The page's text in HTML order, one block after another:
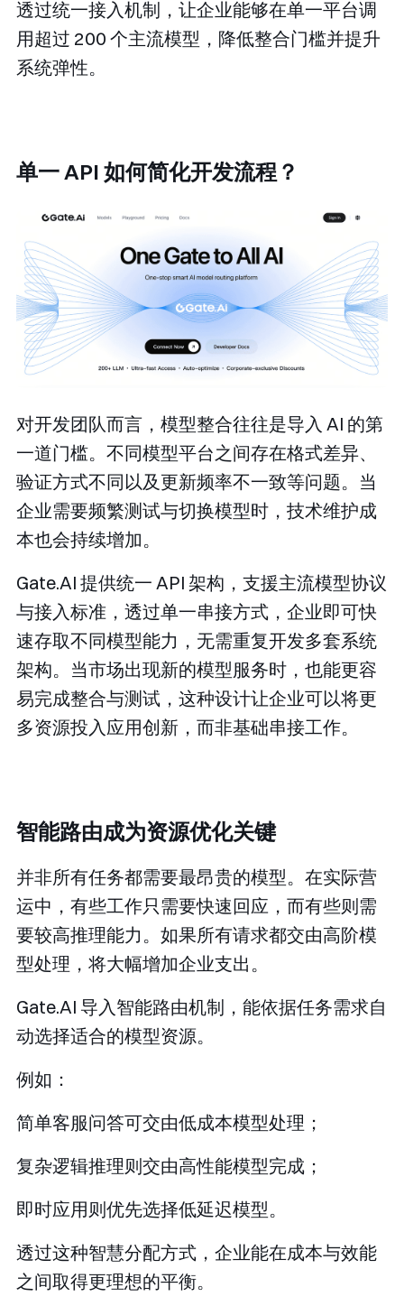
透过统一接入机制，让企业能够在单一平台调
用超过 200 个主流模型，降低整合门槛并提升
系统弹性。
单一 API 如何简化开发流程？
对开发团队而言，模型整合往往是导入 AI 的第
一道门槛。不同模型平台之间存在格式差异、
验证方式不同以及更新频率不一致等问题。当
企业需要频繁测试与切换模型时，技术维护成
本也会持续增加。
Gate.AI 提供统一 API 架构，支援主流模型协议
与接入标准，透过单一串接方式，企业即可快
速存取不同模型能力，无需重复开发多套系统
架构。当市场出现新的模型服务时，也能更容
易完成整合与测试，这种设计让企业可以将更
多资源投入应用创新，而非基础串接工作。
智能路由成为资源优化关键
并非所有任务都需要最昂贵的模型。在实际营
运中，有些工作只需要快速回应，而有些则需
要较高推理能力。如果所有请求都交由高阶模
型处理，将大幅增加企业支出。
Gate.AI 导入智能路由机制，能依据任务需求自
动选择适合的模型资源。
例如：
简单客服问答可交由低成本模型处理；
复杂逻辑推理则交由高性能模型完成；
即时应用则优先选择低延迟模型。
透过这种智慧分配方式，企业能在成本与效能
之间取得更理想的平衡。